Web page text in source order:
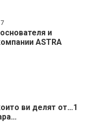
и
ASTRA
ви делят от…1